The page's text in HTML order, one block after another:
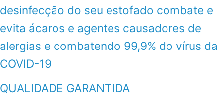
desinfecção do seu estofado combate e
evita ácaros e agentes causadores de
alergias e combatendo 99,9% do vírus da
COVID-19
QUALIDADE GARANTIDA